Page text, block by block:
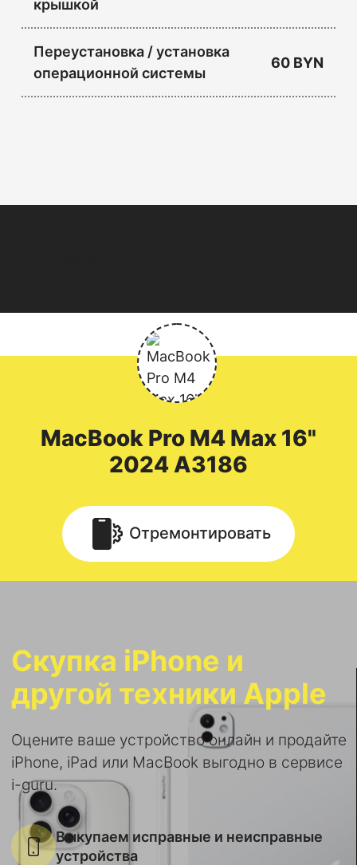
крышкой
Переустановка / установка
операционной системы
60 BYN
MacBook Pro M4 Max 16"
2024 A3186
Отремонтировать
Скупка iPhone и
другой техники Apple
Оцените ваше устройство онлайн и продайте
iPhone, iPad или MacBook выгодно в сервисе
i-guru.
Выкупаем исправные и неисправные
устройства